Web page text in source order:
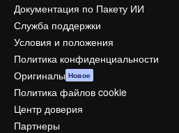
Документация по Пакету ИИ
Служба поддержки
Условия и положения
Политика конфиденциальности
Оригиналы Новое
Политика файлов cookie
Центр доверия
Партнеры